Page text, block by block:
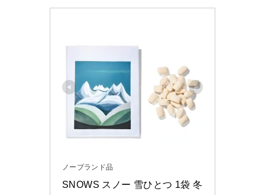
ノーブランド品
SNOWS スノー 雪ひとつ 1袋 冬